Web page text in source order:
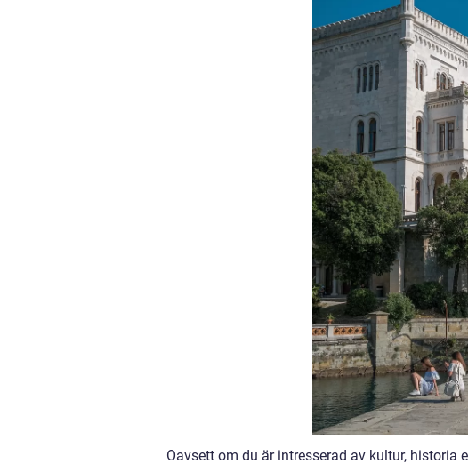
Oavsett om du är intresserad av kultur, historia